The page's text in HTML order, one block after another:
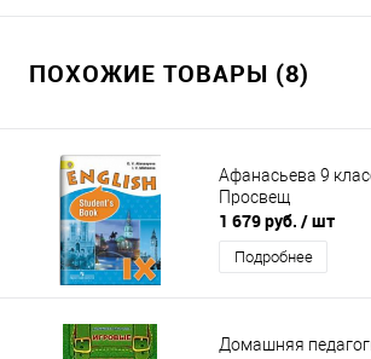
ПОХОЖИЕ ТОВАРЫ (8)
Афанасьева 9
Просвещ
1 679 руб. / шт
Подробнее
Домашняя